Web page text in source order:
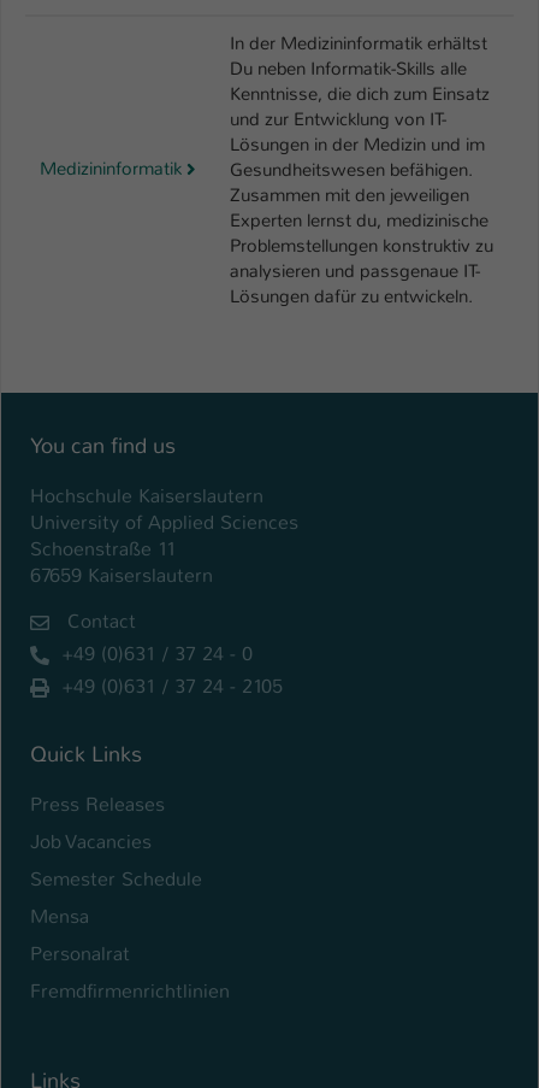
Medizininformatik
In der Medizininformatik erhältst
Du neben Informatik-Skills alle
Kenntnisse, die dich zum Einsatz
und zur Entwicklung von IT-
Lösungen in der Medizin und im
Gesundheitswesen befähigen.
Zusammen mit den jeweiligen
Experten lernst du, medizinische
Problemstellungen konstruktiv zu
analysieren und passgenaue IT-
Lösungen dafür zu entwickeln.
You can find us
Hochschule Kaiserslautern
University of Applied Sciences
Schoenstraße 11
67659 Kaiserslautern
Contact
+49 (0)631 / 37 24 - 0
+49 (0)631 / 37 24 - 2105
Quick Links
Press Releases
Job Vacancies
Semester Schedule
Mensa
Personalrat
Fremdfirmenrichtlinien
Links